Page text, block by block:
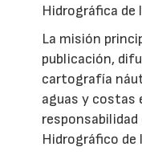
Hidrográfica de
La misión
publicación,
cartografía
aguas y costas
Hidrográfico de